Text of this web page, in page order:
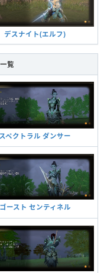
デスナイト(エルフ)
覧
スペクトラル ダンサー
ゴースト センティネル